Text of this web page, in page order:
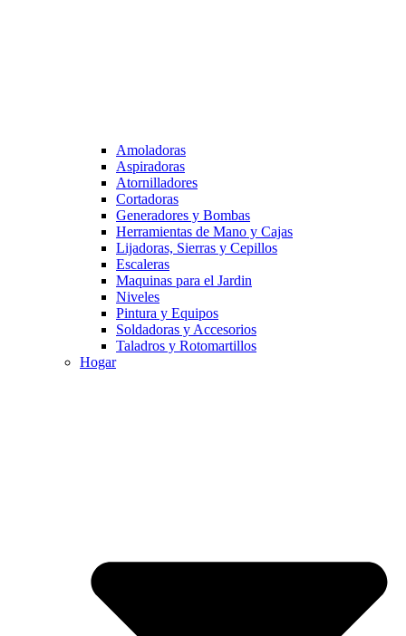
Amoladoras
Aspiradoras
Atornilladores
Cortadoras
Generadores y Bombas
Herramientas de Mano y Cajas
Lijadoras, Sierras y Cepillos
Escaleras
Maquinas para el Jardin
Niveles
Pintura y Equipos
Soldadoras y Accesorios
Taladros y Rotomartillos
Hogar